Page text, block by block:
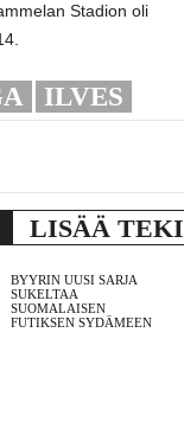
Stadion oli
ILVES
LISÄÄ
BYYRIN UUSI SARJA
SUKELTAA
SUOMALAISEN
FUTIKSEN SYDÄMEEN